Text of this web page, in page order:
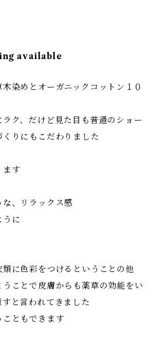
available
染めとオーガニックコットン１０
ク、だけど見た目も普通のショー
りにもこだわりました
ます
、リラックス感
うに
に色彩をつけるということの他
ことで皮膚からも薬草の効能をい
と言われてきました
ともできます